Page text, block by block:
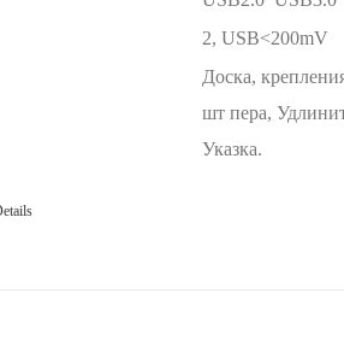
2, USB<200mV
Доска,
шт пера,
Указка.